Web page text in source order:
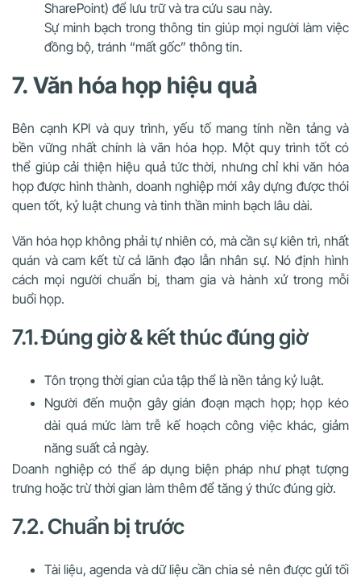
SharePoint) để lưu trữ và tra cứu sau này.
Sự minh bạch trong thông tin giúp mọi người làm việc
đồng bộ, tránh “mất gốc” thông tin.
7. Văn hóa họp hiệu quả
Bên cạnh KPI và quy trình, yếu tố mang tính nền tảng và
bền vững nhất chính là văn hóa họp. Một quy trình tốt có
thể giúp cải thiện hiệu quả tức thời, nhưng chỉ khi văn hóa
họp được hình thành, doanh nghiệp mới xây dựng được thói
quen tốt, kỷ luật chung và tinh thần minh bạch lâu dài.
Văn hóa họp không phải tự nhiên có, mà cần sự kiên trì, nhất
quán và cam kết từ cả lãnh đạo lẫn nhân sự. Nó định hình
cách mọi người chuẩn bị, tham gia và hành xử trong mỗi
buổi họp.
7.1. Đúng giờ & kết thúc đúng giờ
Tôn trọng thời gian của tập thể là nền tảng kỷ luật.
Người đến muộn gây gián đoạn mạch họp; họp kéo
dài quá mức làm trễ kế hoạch công việc khác, giảm
năng suất cả ngày.
Doanh nghiệp có thể áp dụng biện pháp như phạt tượng
trưng hoặc trừ thời gian làm thêm để tăng ý thức đúng giờ.
7.2. Chuẩn bị trước
Tài liệu, agenda và dữ liệu cần chia sẻ nên được gửi tối